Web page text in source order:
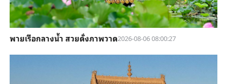
พายเรือกลางน้ำ สวยดั่งภาพวาด2026-08-06 08:00:27